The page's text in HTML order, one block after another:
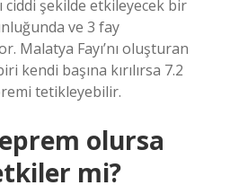
ciddi şekilde etkileyecek bir
ve 3 fay
Malatya Fayı’nı oluşturan
kendi başına kırılırsa 7.2
tetikleyebilir.
olursa
mi?